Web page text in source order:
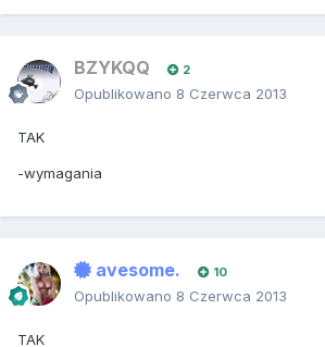
BZYKQQ 2
Opublikowano 8 Czerwca 2013
TAK
-wymagania
avesome. 10
Opublikowano 8 Czerwca 2013
TAK